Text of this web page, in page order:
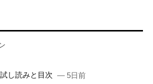
し読みと目次 — 5日前